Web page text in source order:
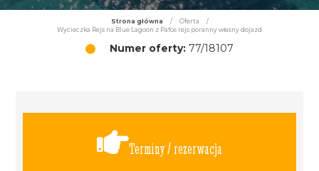
Strona główna / Oferta
/
Wycieczka Rejs na Blue Lagoon z Pafos rejs poranny własny dojazd
Numer oferty: 77/18107
Terminy / rezerwacja